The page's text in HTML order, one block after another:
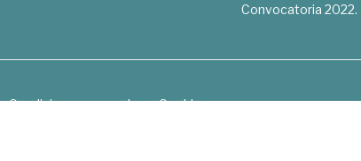
Convocatoria 2022.
Condiciones generales
Cookies